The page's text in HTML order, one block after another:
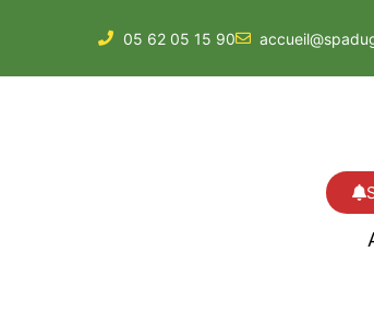
05 62 05 15 90